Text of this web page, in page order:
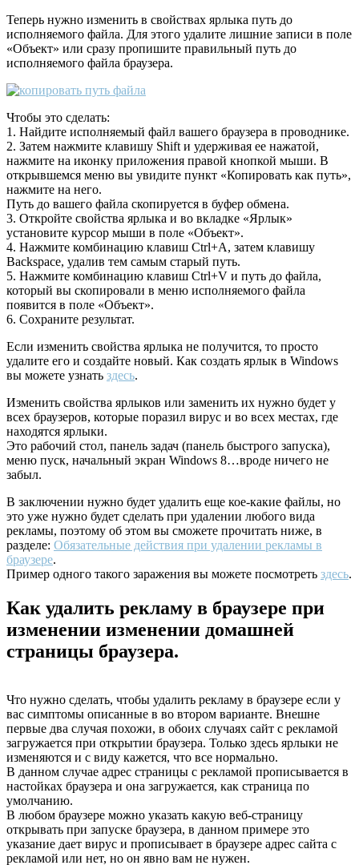
Теперь нужно изменить в свойствах ярлыка путь до
исполняемого файла. Для этого удалите лишние записи в поле
«Объект» или сразу пропишите правильный путь до
исполняемого файла браузера.
Чтобы это сделать:
1. Найдите исполняемый файл вашего браузера в проводнике.
2. Затем нажмите клавишу Shift и удерживая ее нажатой,
нажмите на иконку приложения правой кнопкой мыши. В
открывшемся меню вы увидите пункт «Копировать как путь»,
нажмите на него.
Путь до вашего файла скопируется в буфер обмена.
3. Откройте свойства ярлыка и во вкладке «Ярлык»
установите курсор мыши в поле «Объект».
4. Нажмите комбинацию клавиш Ctrl+A, затем клавишу
Backspace, удалив тем самым старый путь.
5. Нажмите комбинацию клавиш Ctrl+V и путь до файла,
который вы скопировали в меню исполняемого файла
появится в поле «Объект».
6. Сохраните результат.
Если изменить свойства ярлыка не получится, то просто
удалите его и создайте новый. Как создать ярлык в Windows
вы можете узнать здесь.
Изменить свойства ярлыков или заменить их нужно будет у
всех браузеров, которые поразил вирус и во всех местах, где
находятся ярлыки.
Это рабочий стол, панель задач (панель быстрого запуска),
меню пуск, начальный экран Windows 8…вроде ничего не
забыл.
В заключении нужно будет удалить еще кое-какие файлы, но
это уже нужно будет сделать при удалении любого вида
рекламы, поэтому об этом вы сможете прочитать ниже, в
разделе: Обязательные действия при удалении рекламы в
браузере.
Пример одного такого заражения вы можете посмотреть здесь.
Как удалить рекламу в браузере при
изменении изменении домашней
страницы браузера.
Что нужно сделать, чтобы удалить рекламу в браузере если у
вас симптомы описанные в во втором варианте. Внешне
первые два случая похожи, в обоих случаях сайт с рекламой
загружается при открытии браузера. Только здесь ярлыки не
изменяются и с виду кажется, что все нормально.
В данном случае адрес страницы с рекламой прописывается в
настойках браузера и она загружается, как страница по
умолчанию.
В любом браузере можно указать какую веб-страницу
открывать при запуске браузера, в данном примере это
указание дает вирус и прописывает в браузере адрес сайта с
рекламой или нет, но он явно вам не нужен.